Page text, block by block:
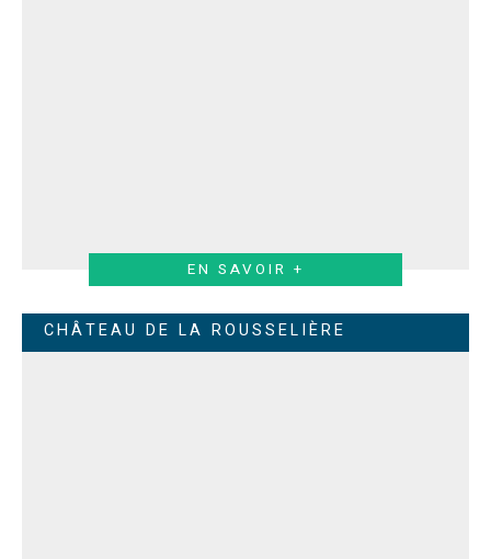
EN SAVOIR +
CHÂTEAU DE LA ROUSSELIÈRE